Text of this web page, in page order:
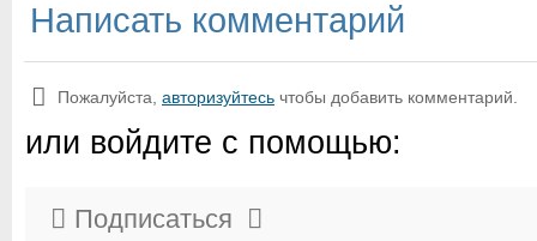
Написать комментарий
Пожалуйста, авторизуйтесь чтобы добавить комментарий.
или войдите с помощью:
Подписаться